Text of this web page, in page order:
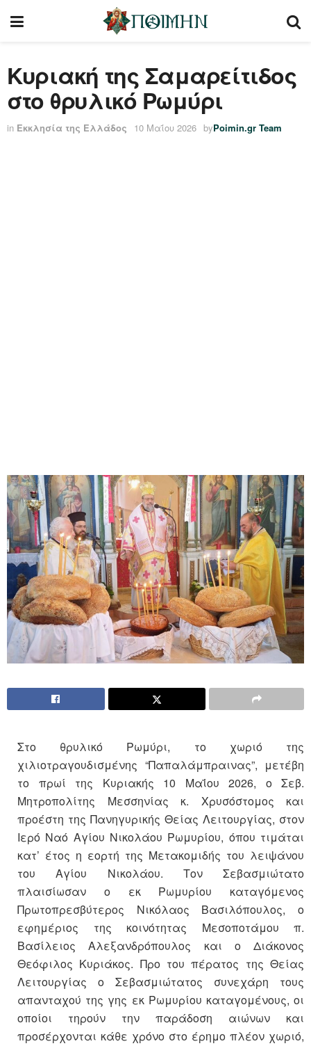
Κυριακή της Σαμαρείτιδος
στο θρυλικό Ρωμύρι
in Εκκλησία της Ελλάδος 10 Μαΐου 2026 byPoimin.gr Team
Στο θρυλικό Ρωμύρι, το χωριό της
χιλιοτραγουδισμένης “Παπαλάμπραινας”, μετέβη
το πρωί της Κυριακής 10 Μαΐου 2026, ο Σεβ.
Μητροπολίτης Μεσσηνίας κ. Χρυσόστομος και
προέστη της Πανηγυρικής Θείας Λειτουργίας, στον
Ιερό Ναό Αγίου Νικολάου Ρωμυρίου, όπου τιμάται
κατ’ έτος η εορτή της Μετακομιδής του λειψάνου
του Αγίου Νικολάου. Τον Σεβασμιώτατο
πλαισίωσαν ο εκ Ρωμυρίου καταγόμενος
Πρωτοπρεσβύτερος Νικόλαος Βασιλόπουλος, ο
εφημέριος της κοινότητας Μεσοποτάμου π.
Βασίλειος Αλεξανδρόπουλος και ο Διάκονος
Θεόφιλος Κυριάκος. Προ του πέρατος της Θείας
Λειτουργίας ο Σεβασμιώτατος συνεχάρη τους
απανταχού της γης εκ Ρωμυρίου καταγομένους, οι
οποίοι τηρούν την παράδοση αιώνων και
προσέρχονται κάθε χρόνο στο έρημο πλέον χωριό,